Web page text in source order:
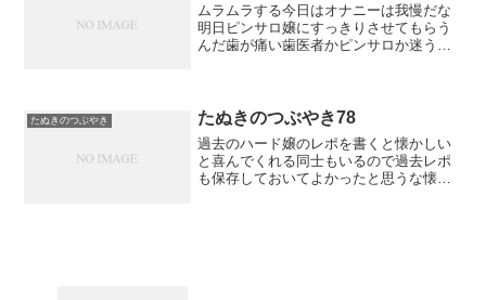
ムラムラする今日はオナニーは我慢だな
明日ピンサロ嬢にすっきりさせてもらう
んだ歯が痛い歯医者かピンサロか迷うな
たぬきのつぶやき たぬきのつぶやき78
過去のハード嬢のレポを書くと懐かしい
と喜んでくれる同士もいるので過去レポ
も保存しておいてよかったと思うな懐か